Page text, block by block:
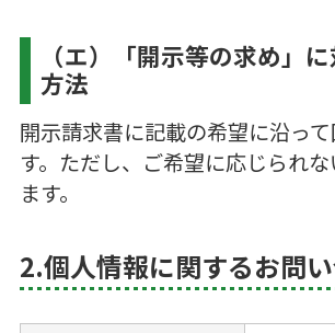
（エ）「開示等の求め」
方法
開示請求書に記載の希望に沿っ
す。ただし、ご希望に応じられ
ます。
2.個人情報に関するお問